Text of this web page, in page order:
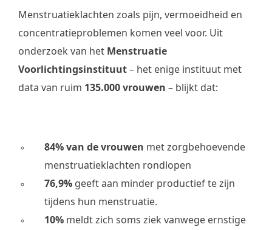
Menstruatieklachten zoals pijn, vermoeidheid en
concentratieproblemen komen veel voor. Uit
onderzoek van het Menstruatie
Voorlichtingsinstituut– het enige instituut met
data van ruim 135.000 vrouwen – blijkt dat:
84% van de vrouwen met zorgbehoevende
menstruatieklachten rondlopen
76,9% geeft aan minder productief te zijn
tijdens hun menstruatie.
10% meldt zich soms ziek vanwege ernstige